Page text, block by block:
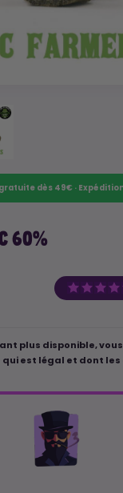
dès 49€ ·
60%
plus disponible,
qui est légal et dont